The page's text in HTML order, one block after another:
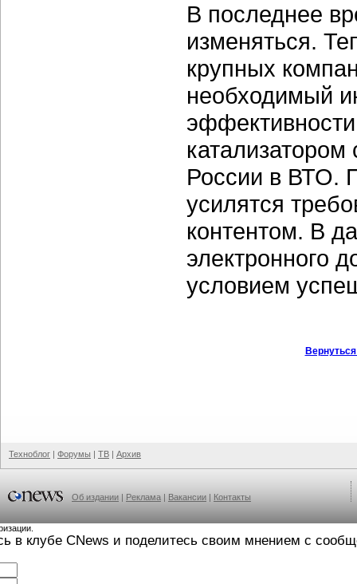
В последнее
изменяться.
крупных
необходимый
катализатором
России в ВТО.
усилятся
контентом. В
электронного
условием
Техноблог | Форумы | ТВ | Архив
Об издании | Реклама | Вакансии | Контакты
в клубе CNews и поделитесь своим мнением с